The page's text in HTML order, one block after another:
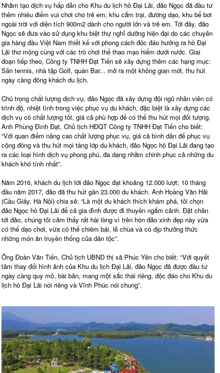
Nhằm tạo dịch vụ hấp dẫn cho Khu du lịch hồ Đại Lải, đảo Ngọc đã đầu tư
thêm nhiều điểm vui chơi cho trẻ em; khu cắm trại, đường dạo, khu bể bơi
ngoài trời với diện tích 900m2 dành cho người lớn và trẻ em. Tới đây, đảo
Ngọc sẽ đưa vào sử dụng khu biệt thự nghỉ dưỡng hiện đại do các chuyên
gia hàng đầu Việt Nam thiết kế với phong cách độc đáo hướng ra hồ Đại
Lải thơ mộng cùng với các trò chơi thể thao mạo hiểm dưới nước. Giai
đoạn tiếp theo, Công ty TNHH Đạt Tiến sẽ xây dựng thêm các hạng mục:
Sân tennis, nhà tập Golf, quán Bar... mở ra một không gian mới, thu hút
ngày càng đông khách du lịch.
Chú trọng chất lượng dịch vụ, đảo Ngọc đã xây dựng đội ngũ nhân viên có
trình độ, nhiệt tình trong việc phục vụ du khách, đặc biệt là xây dựng các
dịch vụ có chất lượng tốt, giá cả phù hợp để có thể thu hút mọi đối tượng.
Anh Phùng Đình Đạt, Chủ tịch HĐQT Công ty TNHH Đạt Tiến cho biết:
“Với quan điểm nâng cao chất lượng phục vụ, giá cả bình dân để phục vụ
cộng đồng và thu hút mọi tầng lớp du khách, đảo Ngọc hồ Đại Lải đang tạo
ra các loại hình dịch vụ phong phú, đa dạng nhằm chinh phục cả những du
khách khó tính nhất”.
Năm 2016, khách du lịch tới đảo Ngọc đạt khoảng 12.000 lượt; 10 tháng
đầu năm 2017, đảo đã thu hút gần 23.000 du khách. Anh Hoàng Văn Hải
(Cầu Giấy, Hà Nội) chia sẻ: “Là một du khách thích khám phá, tôi chọn
đảo Ngọc hồ Đại Lải để cả gia đình được đi thuyền ngắm cảnh. Đặt chân
tới đảo, chúng tôi cảm thấy rất hài lòng vì trên hòn đảo xinh đẹp này vừa
có thể dạo chơi, vừa có thể chiêm bái, lễ chùa và có dịp thưởng thức
những món ăn truyền thống của dân tộc”.
Ông Đoàn Văn Tiến, Chủ tịch UBND thị xã Phúc Yên cho biết: “Với quyết
tâm thay đổi hình ảnh của Khu du lịch Đại Lải, đảo Ngọc đã được đầu tư
ngày càng quy mô, bài bản, mang một sắc thái riêng, độc đáo cho Khu du
lịch hồ Đại Lải nói riêng và Vĩnh Phúc nói chung”.